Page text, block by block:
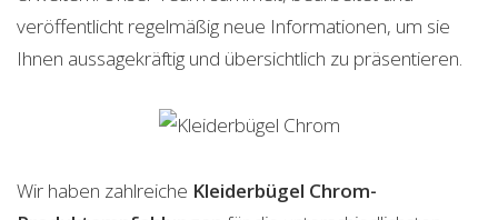
veröffentlicht regelmäßig neue Informationen, um sie
Ihnen aussagekräftig und übersichtlich zu präsentieren.
Wir haben zahlreiche Kleiderbügel Chrom-